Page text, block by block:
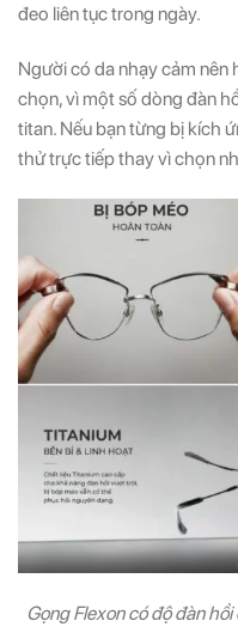
đeo liên tục trong ngày.
Người có da nhạy cảm
chọn, vì một số dòng đàn
titan. Nếu bạn từng bị kích
thử trực tiếp thay vì chọn
Gọng Flexon có độ đàn